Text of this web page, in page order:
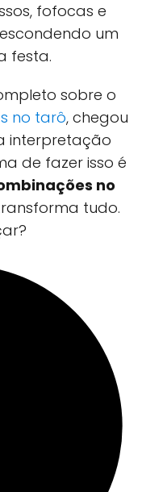
fofocas e
um
festa.
sobre o
no tarô, chegou
interpretação
de fazer isso é
no
tudo.